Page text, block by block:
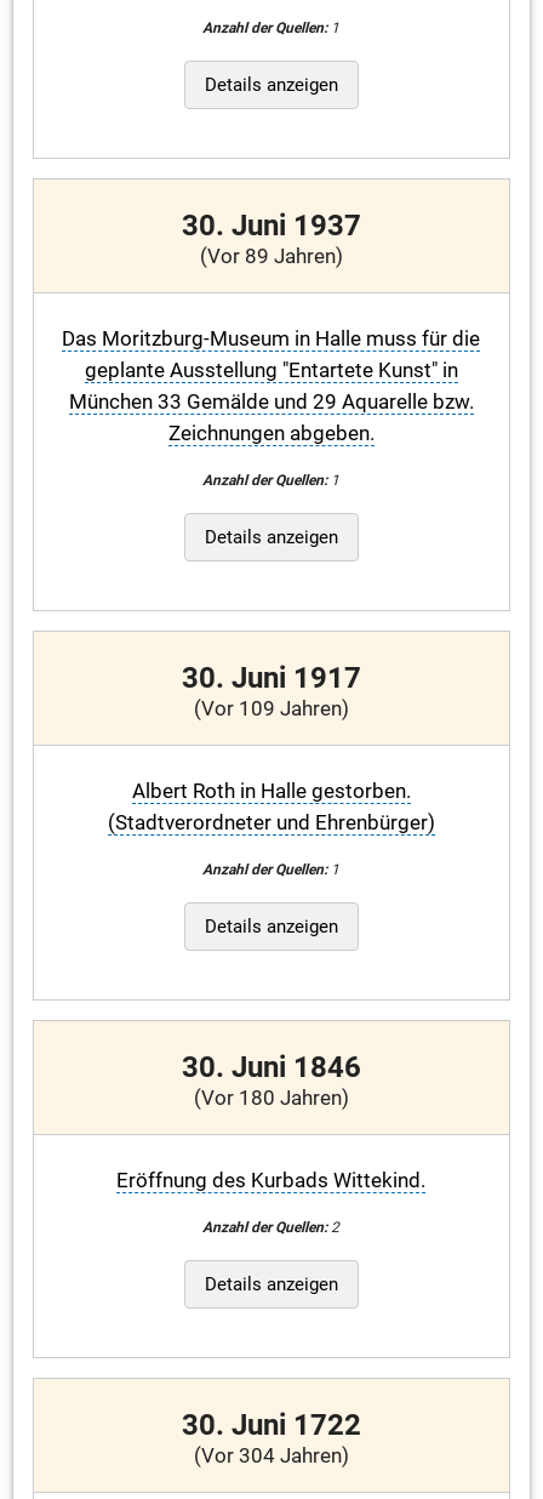
Anzahl der Quellen:1
Details anzeigen
30. Juni 1937
(Vor 89 Jahren)
Das Moritzburg-Museum in Halle muss für die
geplante Ausstellung "Entartete Kunst" in
München 33 Gemälde und 29 Aquarelle bzw.
Zeichnungen abgeben.
Anzahl der Quellen:1
Details anzeigen
30. Juni 1917
(Vor 109 Jahren)
Albert Roth in Halle gestorben.
(Stadtverordneter und Ehrenbürger)
Anzahl der Quellen:1
Details anzeigen
30. Juni 1846
(Vor 180 Jahren)
Eröffnung des Kurbads Wittekind.
Anzahl der Quellen:2
Details anzeigen
30. Juni 1722
(Vor 304 Jahren)